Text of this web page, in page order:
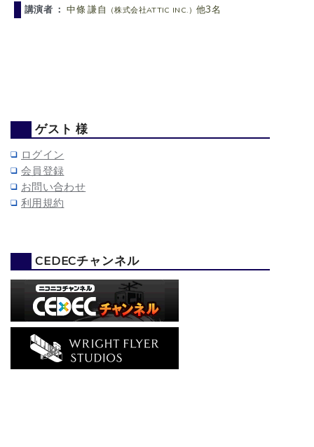
講演者 ：中條 謙自 （株式会社ATTIC INC.） 他3名
ゲスト 様
ログイン
会員登録
お問い合わせ
利用規約
CEDECチャンネル